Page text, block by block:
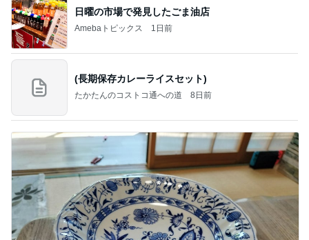
日曜の市場で発見したごま油店
Amebaトピックス 1日前
(長期保存カレーライスセット)
たかたんのコストコ通への道 8日前